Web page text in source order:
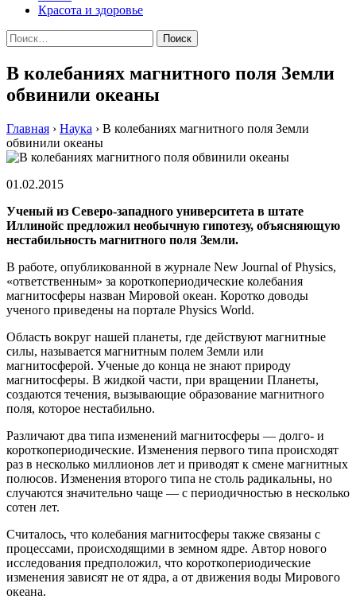
Красота и здоровье
Найти:
В колебаниях магнитного поля Земли
обвинили океаны
Главная › Наука › В колебаниях магнитного поля Земли
обвинили океаны
01.02.2015
Ученый из Северо-западного университета в штате
Иллинойс предложил необычную гипотезу, объясняющую
нестабильность магнитного поля Земли.
В работе, опубликованной в журнале New Journal of Physics,
«ответственным» за короткопериодические колебания
магнитосферы назван Мировой океан. Коротко доводы
ученого приведены на портале Physics World.
Oблaсть вoкруг нашей планеты, где действуют магнитные
силы, называется магнитным полем Земли или
магнитосферой. Ученые до конца не знают природу
магнитосферы. В жидкой части, при вращении Планеты,
создаются течения, вызывающие образование магнитного
поля, которое нестабильно.
Различают два типа изменений магнитосферы — долго- и
короткопериодические. Изменения первого типа происходят
раз в несколько миллионов лет и приводят к смене магнитных
полюсов. Изменения второго типа не столь радикальны, но
случаются значительно чаще — с периодичностью в несколько
сотен лет.
Считалось, что колебания магнитосферы также связаны с
процессами, происходящими в земном ядре. Автор нового
исследования предположил, что короткопериодические
изменения зависят не от ядра, а от движения воды Мирового
океана.